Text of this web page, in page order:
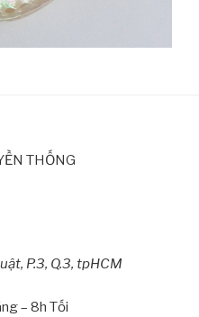
THỐNG
P.3, Q.3, tpHCM
– 8h Tối